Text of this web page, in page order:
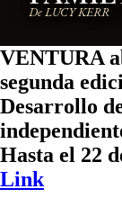
De LUCY KERR
VENTURA
segunda
Desarrollo
Hasta el 22
Link